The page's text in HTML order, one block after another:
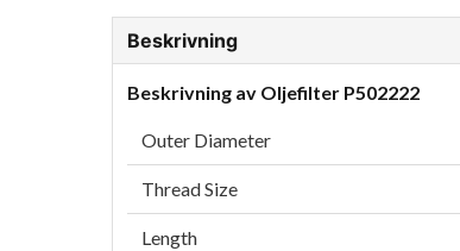
Beskrivning
Beskrivning av Oljefilter P502222
Outer Diameter
Thread Size
Length